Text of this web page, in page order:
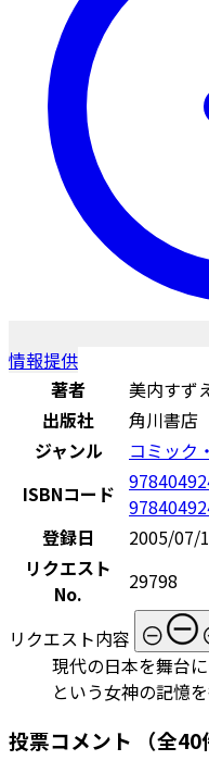
情報提供
著者
美内すず
出版社
角川書店
ジャンル
コミック
ISBNコード
登録日
2005/07/
リクエスト
No.
29798
リクエスト内容
現代の日本を舞台
という女神の記憶
投票コメント （全40